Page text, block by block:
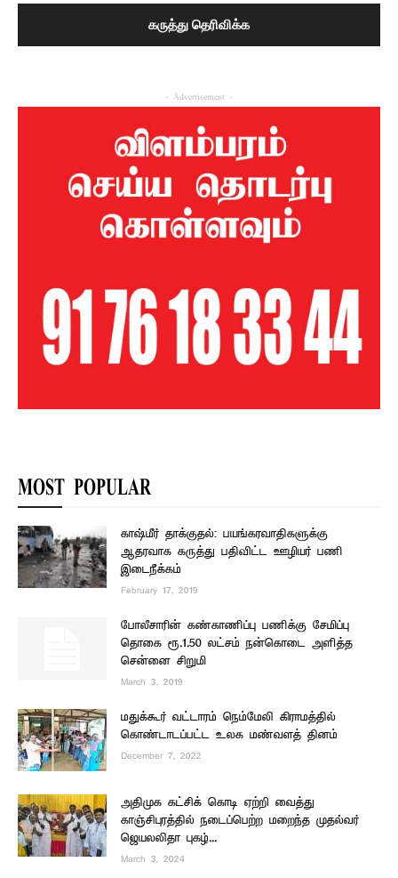
- Advertisement -
MOST POPULAR
காஷ்மீர் தாக்குதல்: பயங்கரவாதிகளுக்கு
ஆதரவாக கருத்து பதிவிட்ட ஊழியர் பணி
இடைநீக்கம்
February 17, 2019
போலீசாரின் கண்காணிப்பு பணிக்கு சேமிப்பு
தொகை ரூ.1.50 லட்சம் நன்கொடை அளித்த
சென்னை சிறுமி
March 3, 2019
மதுக்கூர் வட்டாரம் நெம்மேலி கிராமத்தில்
கொண்டாடப்பட்ட உலக மண்வளத் தினம்
December 7, 2022
அதிமுக கட்சிக் கொடி ஏற்றி வைத்து
காஞ்சிபுரத்தில் நடைப்பெற்ற மறைந்த முதல்வர்
ஜெயலலிதா புகழ்...
March 3, 2024